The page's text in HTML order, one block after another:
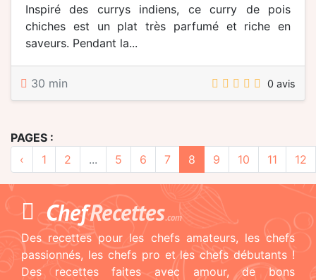
Inspiré des currys indiens, ce curry de pois
chiches est un plat très parfumé et riche en
saveurs. Pendant la...
30 min 0 avis
PAGES :
‹
1 2 ... 5 6 7 8 9 10 11 12
ChefRecettes.com
Des recettes pour les chefs amateurs, les chefs
passionnés, les chefs pro et les chefs débutants !
Des recettes faites avec amour, de bons